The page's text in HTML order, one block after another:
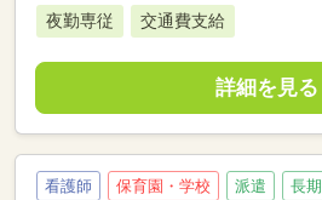
夜勤専従 交通費支給
詳細を見る
看護師 保育園・学校 派遣 長期